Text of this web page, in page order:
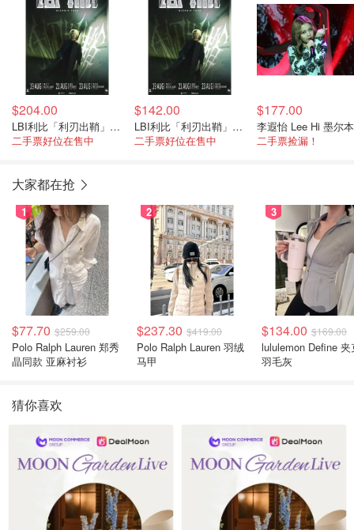
$204.00
LBI利比「利刃出鞘」墨尔本 8月23日
二手票好位在售中
$142.00
LBI利比「利刃出鞘」悉尼 8月21日
二手票好位在售中
$177.00
二手票捡漏！
大家都在抢
1
$77.70 $259.00
Polo Ralph Lauren 郑秀
晶同款 亚麻衬衫
2
$237.30 $419.00
Polo Ralph Lauren 羽绒
马甲
3
$134.00 $169.00
lululemon Define 夹
羽毛灰
猜你喜欢